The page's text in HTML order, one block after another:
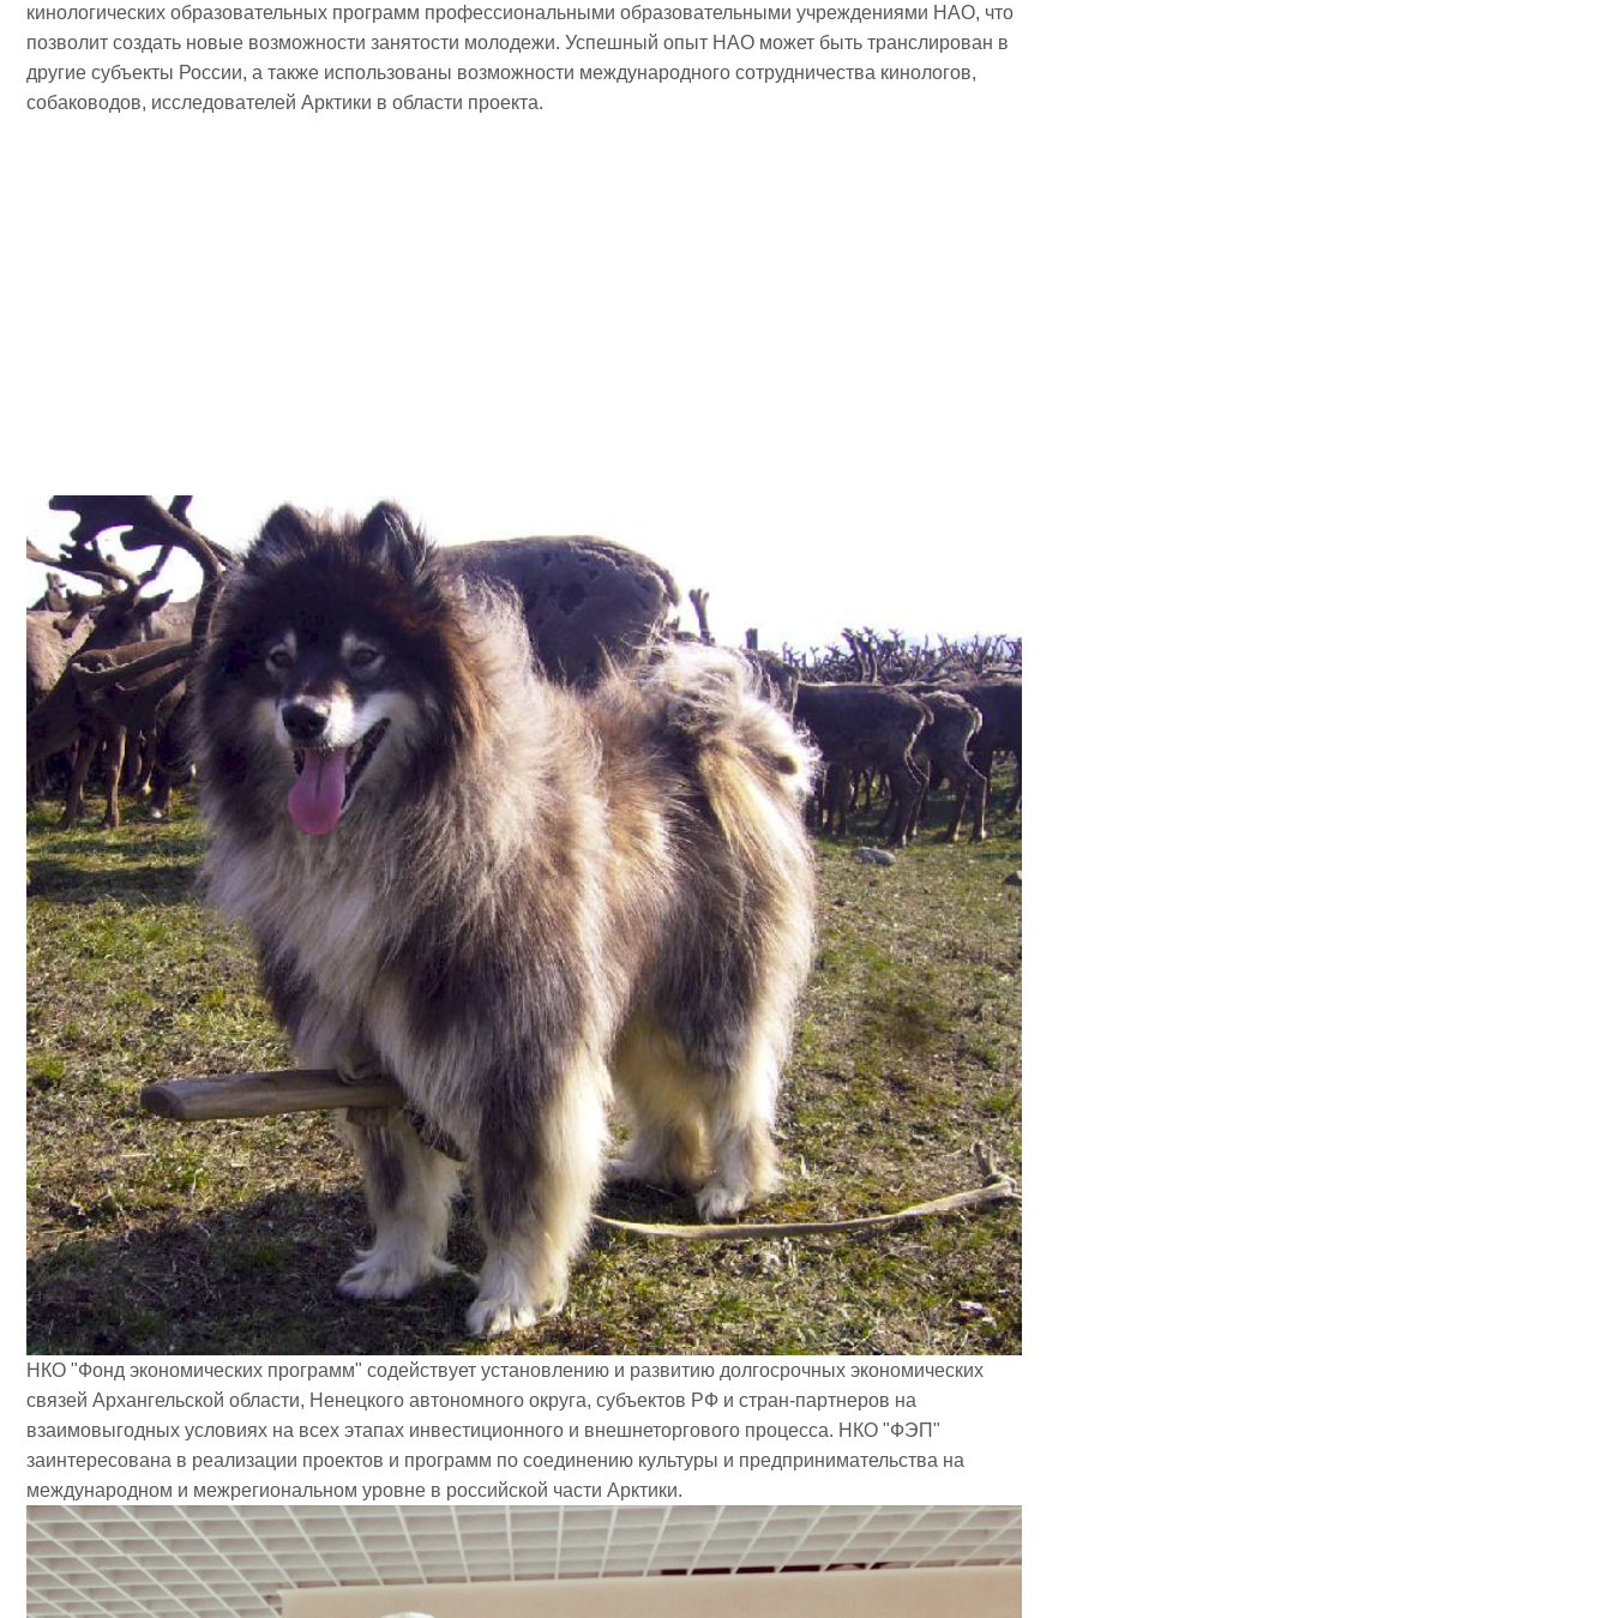
кинологических образовательных программ профессиональными образовательными учреждениями НАО, что
позволит создать новые возможности занятости молодежи. Успешный опыт НАО может быть транслирован в
другие субъекты России, а также использованы возможности международного сотрудничества кинологов,
собаководов, исследователей Арктики в области проекта.
НКО "Фонд экономических программ" содействует установлению и развитию долгосрочных экономических
связей Архангельской области, Ненецкого автономного округа, субъектов РФ и стран-партнеров на
взаимовыгодных условиях на всех этапах инвестиционного и внешнеторгового процесса. НКО "ФЭП"
заинтересована в реализации проектов и программ по соединению культуры и предпринимательства на
международном и межрегиональном уровне в российской части Арктики.